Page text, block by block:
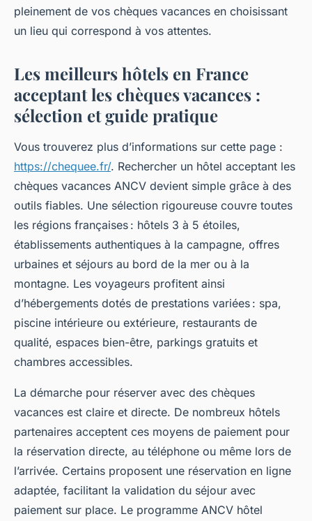
pleinement de vos chèques vacances en choisissant
un lieu qui correspond à vos attentes.
Les meilleurs hôtels en France
acceptant les chèques vacances :
sélection et guide pratique
Vous trouverez plus d’informations sur cette page :
https://chequee.fr/. Rechercher un hôtel acceptant les
chèques vacances ANCV devient simple grâce à des
outils fiables. Une sélection rigoureuse couvre toutes
les régions françaises : hôtels 3 à 5 étoiles,
établissements authentiques à la campagne, offres
urbaines et séjours au bord de la mer ou à la
montagne. Les voyageurs profitent ainsi
d’hébergements dotés de prestations variées : spa,
piscine intérieure ou extérieure, restaurants de
qualité, espaces bien-être, parkings gratuits et
chambres accessibles.
La démarche pour réserver avec des chèques
vacances est claire et directe. De nombreux hôtels
partenaires acceptent ces moyens de paiement pour
la réservation directe, au téléphone ou même lors de
l’arrivée. Certains proposent une réservation en ligne
adaptée, facilitant la validation du séjour avec
paiement sur place. Le programme ANCV hôtel